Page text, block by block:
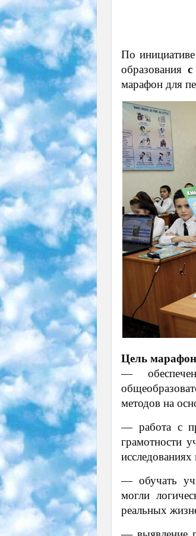
По инициативе
образования
марафон для
Цель
—
методов на
— работа с
грамотности
— обучать
могли
реальных